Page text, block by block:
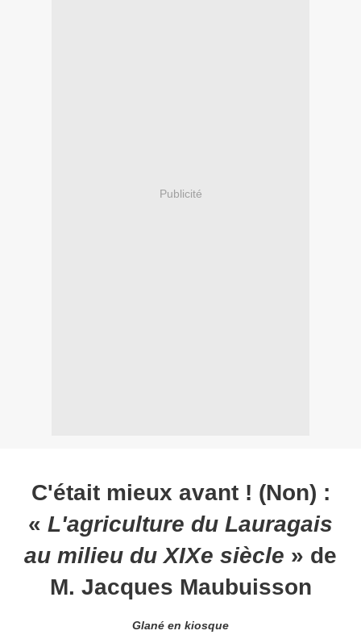
Publicité
C'était mieux avant ! (Non) :
« L'agriculture du Lauragais
au milieu du XIXe siècle » de
M. Jacques Maubuisson
Glané en kiosque